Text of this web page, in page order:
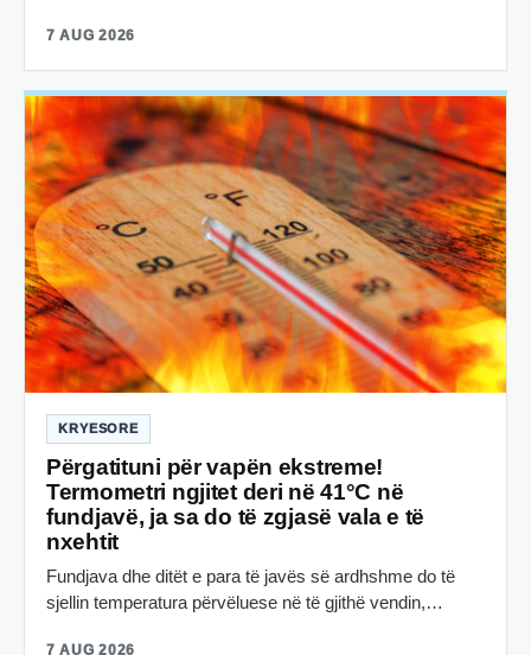
7 AUG 2026
KRYESORE
Përgatituni për vapën ekstreme!
Termometri ngjitet deri në 41°C në
fundjavë, ja sa do të zgjasë vala e të
nxehtit
Fundjava dhe ditët e para të javës së ardhshme do të
sjellin temperatura përvëluese në të gjithë vendin,…
7 AUG 2026